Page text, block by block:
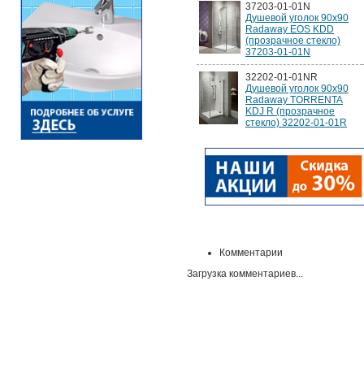
37203-01-01N
Душевой уголок 90х90
Radaway EOS KDD
(прозрачное стекло)
37203-01-01N
32202-01-01NR
Душевой уголок 90х90
Radaway TORRENTA
KDJ R (прозрачное
стекло) 32202-01-01R
Комментарии
Загрузка комментариев...